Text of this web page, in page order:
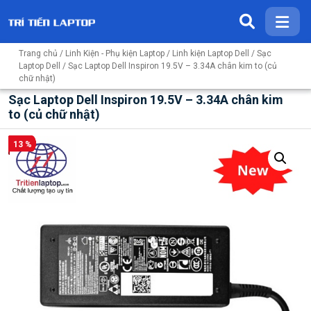
Trang chủ / Linh Kiện - Phụ kiện Laptop / Linh kiện Laptop Dell / Sạc
Laptop Dell
/ Sạc Laptop Dell Inspiron 19.5V – 3.34A chân kim to (củ
chữ nhật)
Sạc Laptop Dell Inspiron 19.5V – 3.34A chân kim
to (củ chữ nhật)
13 %